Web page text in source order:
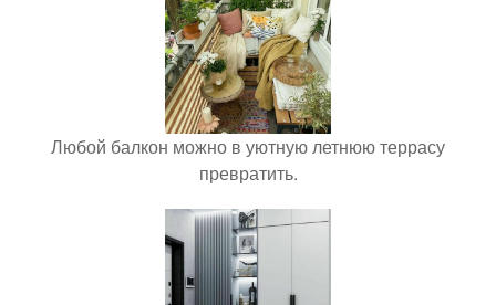
Любой балкон можно в уютную летнюю террасу
превратить.